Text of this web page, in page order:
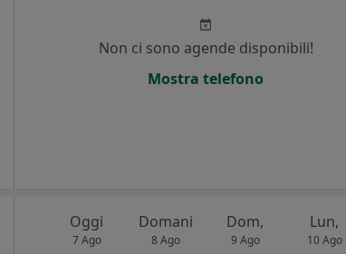
Non ci sono agende disponibili!
Mostra telefono
Oggi
7 Ago
Domani
8 Ago
Dom,
9 Ago
Lun,
10 Ago